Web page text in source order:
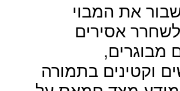
את המבוי
אסירים
מבוגרים,
וקטינים בתמורה